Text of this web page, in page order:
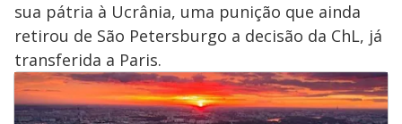
sua pátria à Ucrânia, uma punição que ainda
retirou de São Petersburgo a decisão da ChL, já
transferida a Paris.